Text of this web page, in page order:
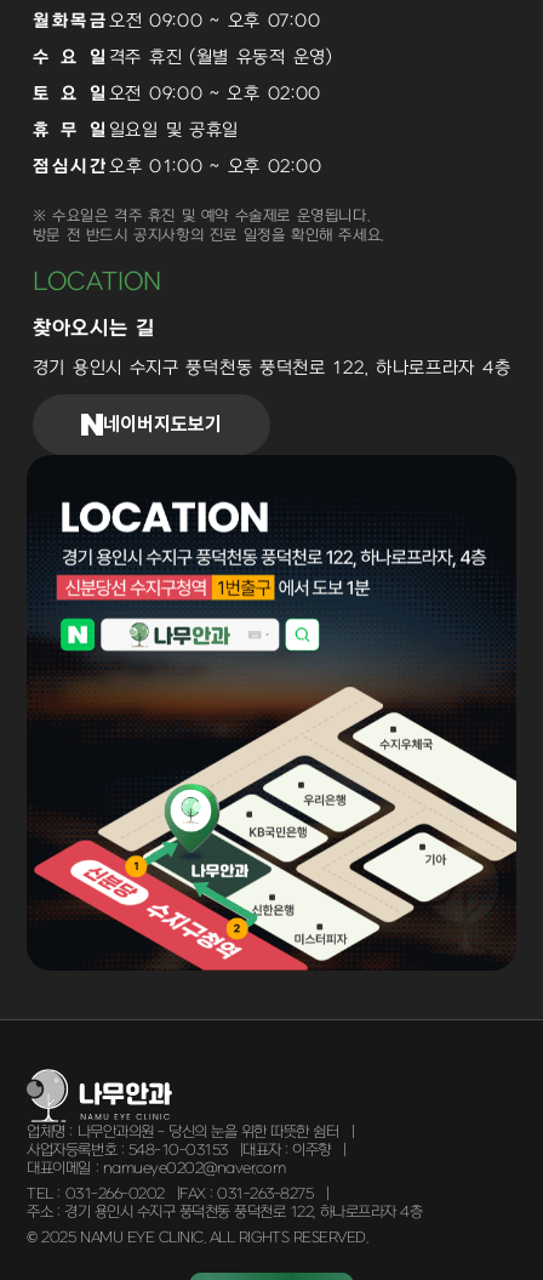
월화목금오전 09:00 ~ 오후 07:00
수 요 일 격주 휴진 (월별 유동적 운영)
토 요 일오전 09:00 ~ 오후 02:00
휴 무 일 일요일 및 공휴일
점심시간오후 01:00 ~ 오후 02:00
※ 수요일은 격주 휴진 및 예약 수술제로 운영됩니다.
방문 전 반드시 공지사항의 진료 일정을 확인해 주세요.
LOCATION
찾아오시는 길
경기 용인시 수지구 풍덕천동 풍덕천로 122, 하나로프라자 4층
네이버지도보기
업체명 : 나무안과의원 - 당신의 눈을 위한 따뜻한 쉼터
사업자등록번호 : 548-10-03153 대표자 :이주향
대표이메일 : namueye0202@naver.com
TEL : 031-266-0202 FAX :031-263-8275
주소 : 경기 용인시 수지구 풍덕천동 풍덕천로 122, 하나로프라자 4층
© 2025 NAMU EYE CLINIC. ALL RIGHTS RESERVED.